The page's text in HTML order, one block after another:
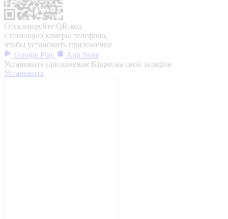
Отсканируйте QR-код
с помощью камеры телефона,
чтобы установить приложение
Google Play
App Store
Установите приложение Kinpet на свой телефон
Установить